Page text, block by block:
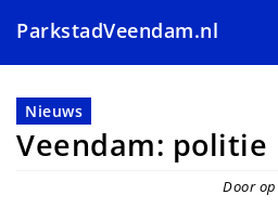
en
naar
de
ParkstadVeendam.nl
Nieuws
Veendam: politie
Door